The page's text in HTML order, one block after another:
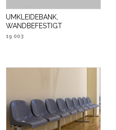
UMKLEIDEBANK,
WANDBEFESTIGT
19 003